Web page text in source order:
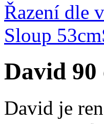
Řazení dle
Sloup 53cm
David 90
David je